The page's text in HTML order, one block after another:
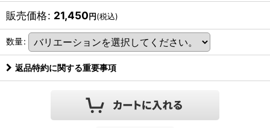
販売価格: 21,450円(税込)
数量:
返品特約に関する重要事項